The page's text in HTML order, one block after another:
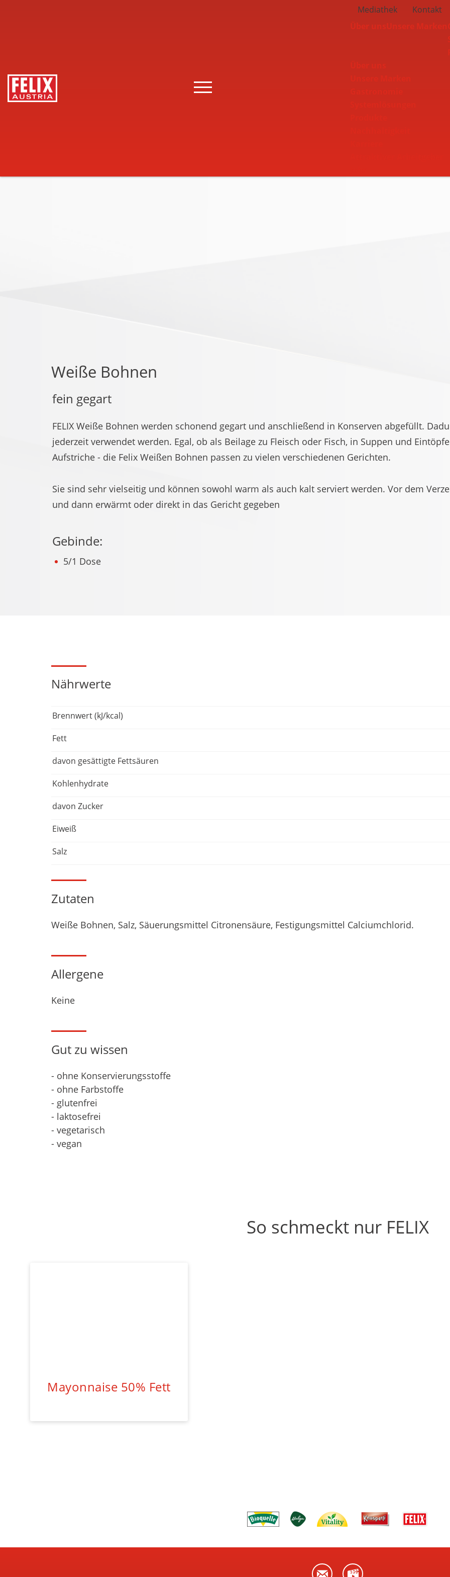
Toggle Navbar
Mediathek
Kontakt
Über unsUnsere Marken
Weiße Bohnen
fein gegart
FELIX Weiße Bohnen werden schonend gegart und anschließend in Konserven abgefüllt.
jederzeit verwendet werden. Egal, ob als Beilage zu Fleisch oder Fisch, in Suppen und
Aufstriche - die Felix Weißen Bohnen passen zu vielen verschiedenen Gerichten.
Sie sind sehr vielseitig und können sowohl warm als auch kalt serviert werden. Vor dem
und dann erwärmt oder direkt in das Gericht gegeben
Gebinde:
5/1 Dose
Nährwerte
Brennwert (kJ/kcal)
Fett
davon gesättigte Fettsäuren
Kohlenhydrate
davon Zucker
Eiweiß
Salz
Zutaten
Weiße Bohnen, Salz, Säuerungsmittel Citronensäure, Festigungsmittel Calciumchlorid.
Allergene
Keine
Gut zu wissen
- ohne Konservierungsstoffe
- ohne Farbstoffe
- glutenfrei
- laktosefrei
- vegetarisch
- vegan
So schmeckt nur FELIX
Mayonnaise 50% Fett